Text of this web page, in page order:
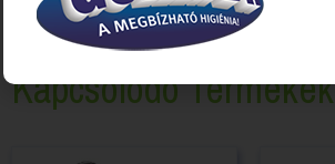
Kapcsolódó Termékek